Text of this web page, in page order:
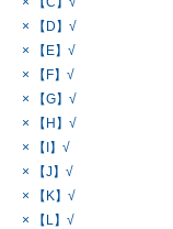
× 【D】√
× 【E】√
× 【F】√
× 【G】√
× 【H】√
× 【I】√
× 【J】√
× 【K】√
× 【L】√